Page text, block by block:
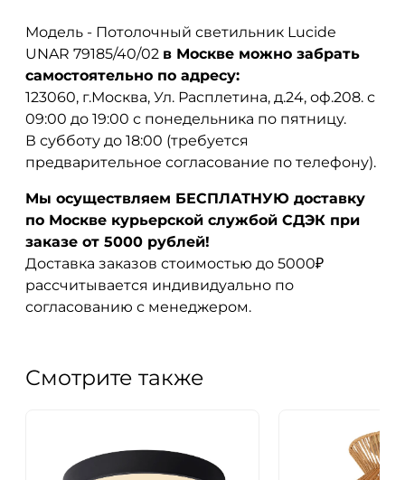
Модель - Потолочный светильник Lucide
UNAR 79185/40/02 в Москве можно забрать
самостоятельно по адресу:
123060, г.Москва, Ул. Расплетина, д.24, оф.208. с
09:00 до 19:00 с понедельника по пятницу.
В субботу до 18:00 (требуется
предварительное согласование по телефону).
Мы осуществляем БЕСПЛАТНУЮ доставку
по Москве курьерской службой СДЭК при
заказе от 5000 рублей!
Доставка заказов стоимостью до 5000₽
рассчитывается индивидуально по
согласованию с менеджером.
Смотрите также